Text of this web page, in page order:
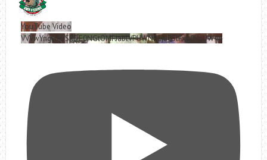
YouTube Video
VVVwYngyRjVSRDE0NGtOMFJablVPUWNBLjd0SlFxa0VoUW44